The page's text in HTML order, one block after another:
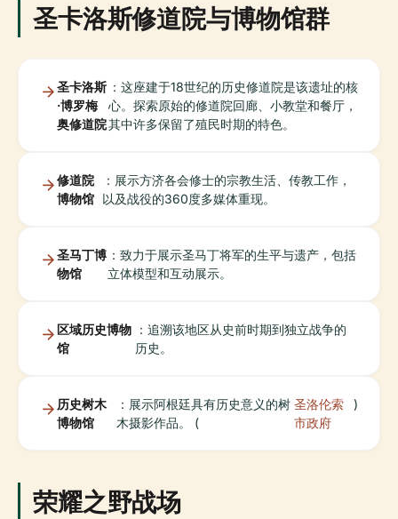
圣卡洛斯修道院与博物馆群
圣卡洛斯
·博罗梅
奥修道院
：这座建于18世纪的历史修道院是该遗址的核
心。探索原始的修道院回廊、小教堂和餐厅，
其中许多保留了殖民时期的特色。
修道院
博物馆
：展示方济各会修士的宗教生活、传教工作，
以及战役的360度多媒体重现。
圣马丁博
物馆
：致力于展示圣马丁将军的生平与遗产，包括
立体模型和互动展示。
区域历史博物
馆
：追溯该地区从史前时期到独立战争的
历史。
历史树木
博物馆
：展示阿根廷具有历史意义的树
木摄影作品。 (
圣洛伦索
市政府
)
荣耀之野战场